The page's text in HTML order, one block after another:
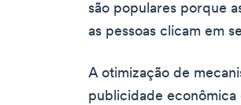
são populares porque
as pessoas clicam em
A otimização de
publicidade